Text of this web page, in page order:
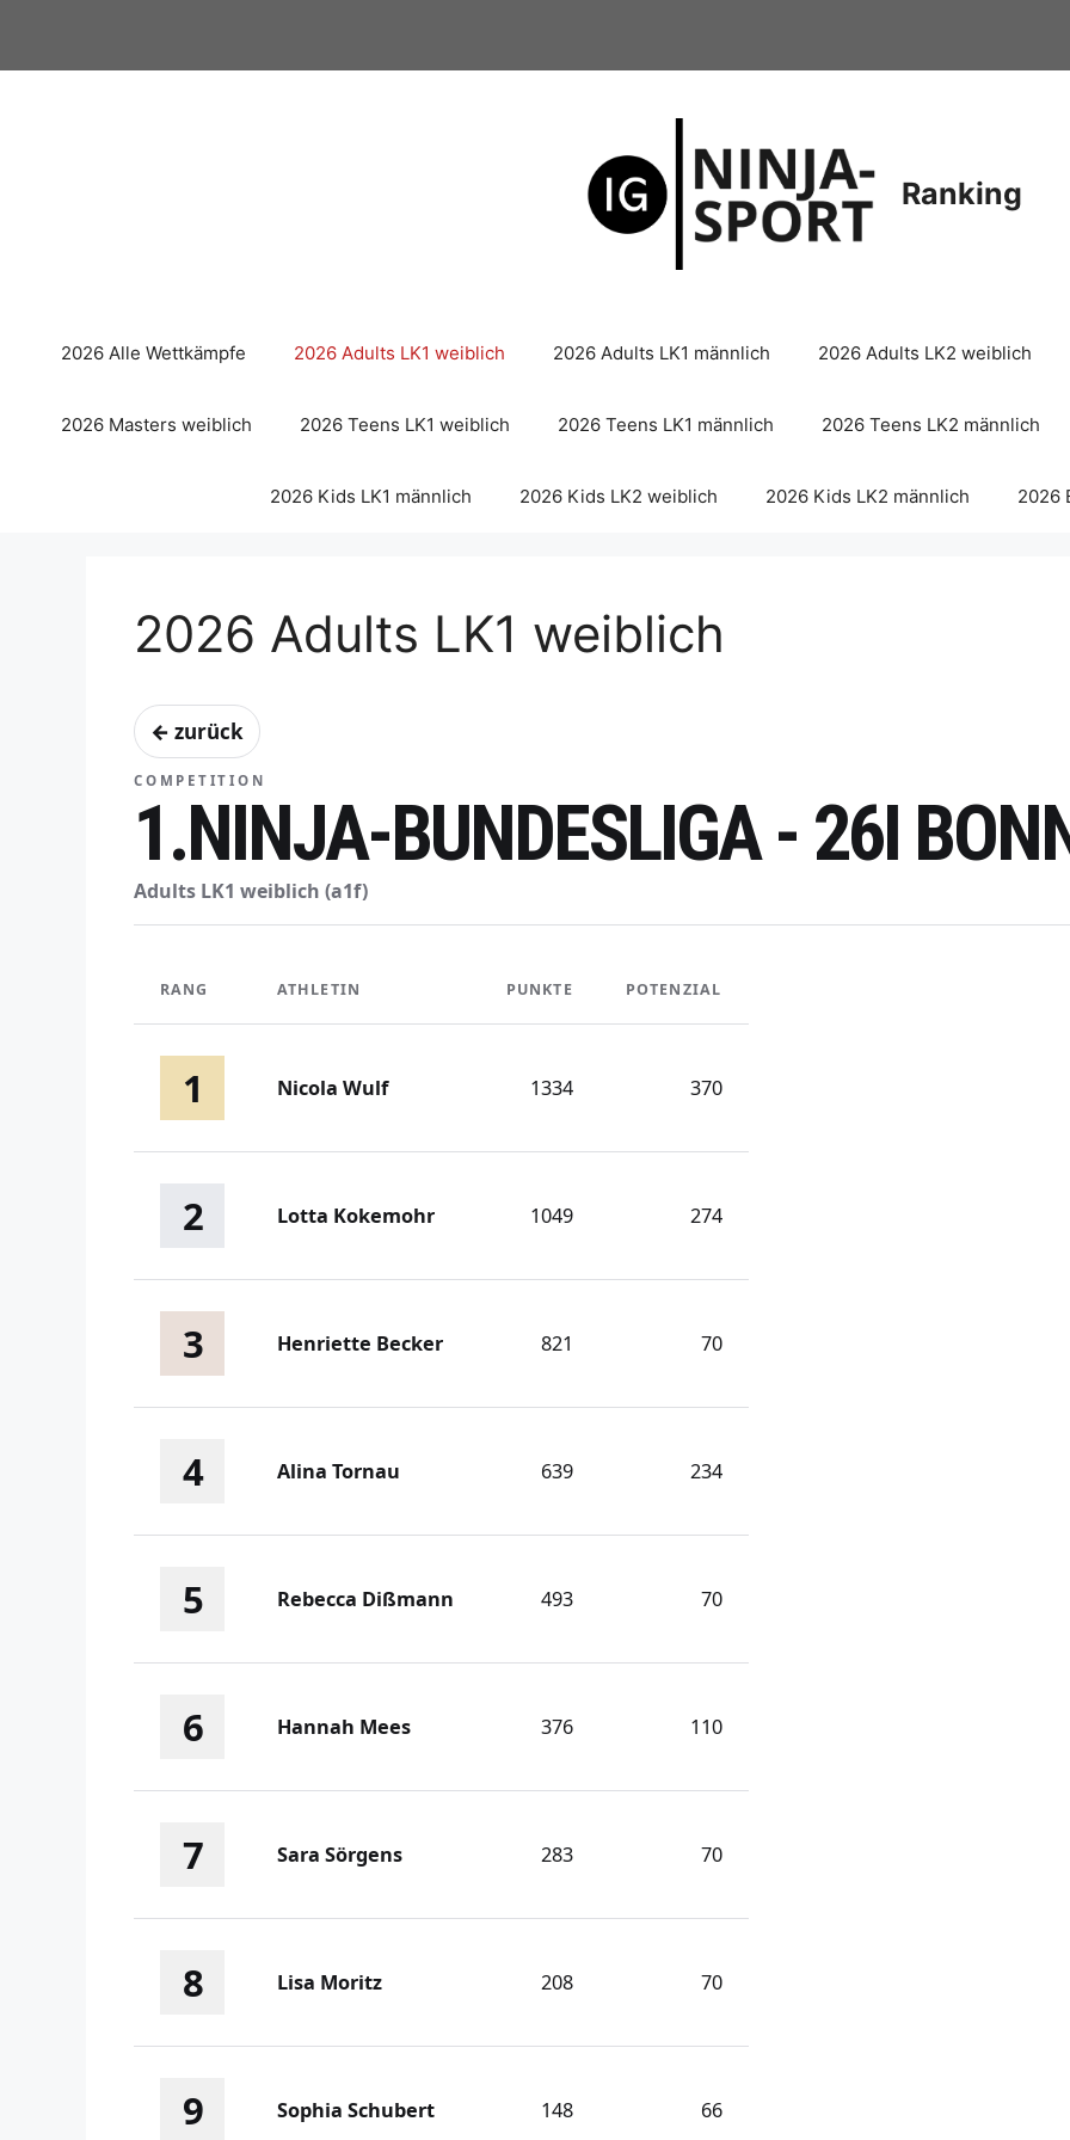
springen
Ranking
2026 Alle Wettkämpfe 2026 Adults LK1 weiblich 2026 Adults LK1 männlich 2026 Adults LK2 weiblich
2026 Masters weiblich 2026 Teens LK1 weiblich 2026 Teens LK1 männlich 2026 Teens LK2 männlich
2026 Kids LK1 männlich 2026 Kids LK2 weiblich 2026 Kids LK2 männlich 2026
2026 Adults LK1 weiblich
← zurück
COMPETITION
1.NINJA-BUNDESLIGA - 26I
Adults LK1 weiblich (a1f)
RANG ATHLETIN PUNKTE POTENZIAL
1 Nicola Wulf 1334 370
2 Lotta Kokemohr 1049 274
3 Henriette Becker 821 70
4 Alina Tornau 639 234
5 Rebecca Dißmann 493 70
6 Hannah Mees 376 110
7 Sara Sörgens 283 70
8 Lisa Moritz 208 70
9 Sophia Schubert 148 66